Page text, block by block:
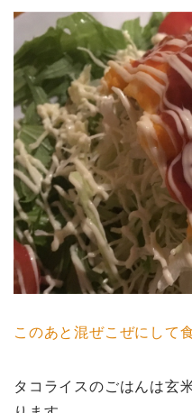
このあと混ぜこぜにして
タコライスのごはんは玄